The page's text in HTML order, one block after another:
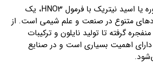
در نتیجه، جوهر شوره یا اسید نیتریک با فرمول HNO3، یک
متنوع در صنعت و علم شیمی است. از
گرفته تا تولید نایلون و ترکیبات
دارای اهمیت بسیاری است و در صنایع